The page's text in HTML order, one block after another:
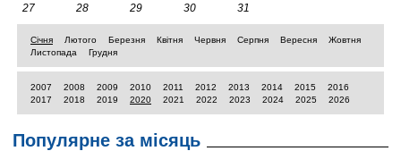
27
28 29 30 31
Січня Лютого Березня Квітня Червня Серпня Вересня
Жовтня
Листопада
Грудня
2007 2008 2009 2010 2011 2012 2013 2014 2015
2016
2017
2018 2019 2020 2021 2022 2023 2024 2025 2026
Популярне за місяць